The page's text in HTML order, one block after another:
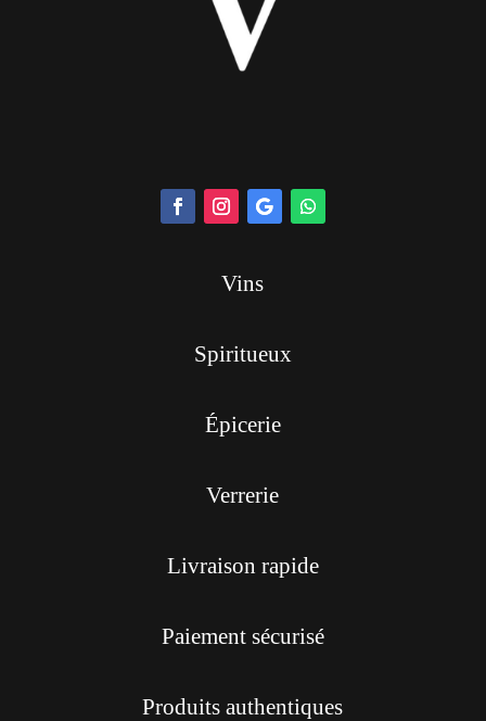
Vins
Spiritueux
Épicerie
Verrerie
Livraison rapide
Paiement sécurisé
Produits authentiques